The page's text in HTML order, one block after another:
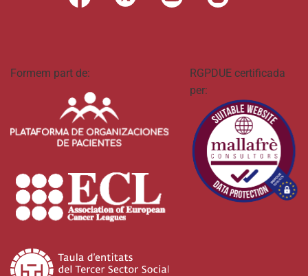
Formem part de:
RGPDUE certificada
per: